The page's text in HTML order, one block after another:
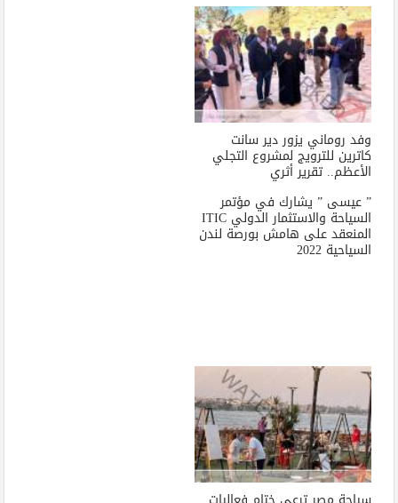
وفد روماني يزور دير سانت
كاترين للترويج لمشروع التجلي
الأعظم.. تقرير أثري
” عيسى ” يشارك في مؤتمر
السياحة والاستثمار الدولي ITIC
المنعقد على هامش بورصة لندن
السياحية 2022